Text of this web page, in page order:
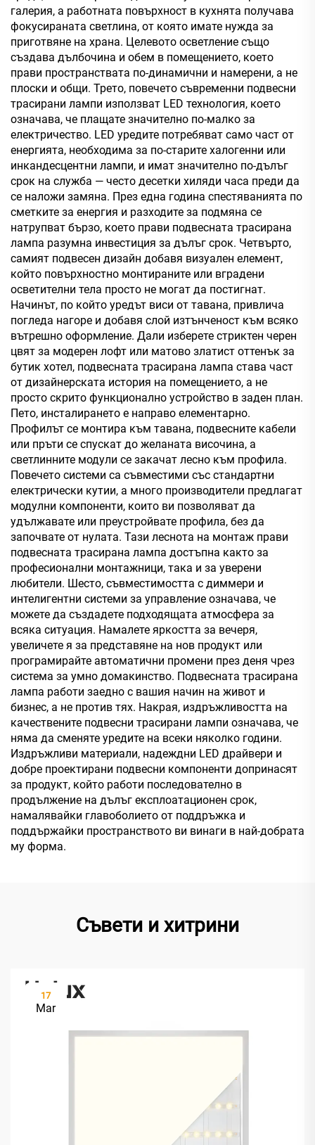
галерия, а работната повърхност в кухнята получава
фокусираната светлина, от която имате нужда за
приготвяне на храна. Целевото осветление също
създава дълбочина и обем в помещението, което
прави пространствата по-динамични и намерени, а не
плоски и общи. Трето, повечето съвременни подвесни
трасирани лампи използват LED технология, което
означава, че плащате значително по-малко за
електричество. LED уредите потребяват само част от
енергията, необходима за по-старите халогенни или
инкандесцентни лампи, и имат значително по-дълъг
срок на служба — често десетки хиляди часа преди да
се наложи замяна. През една година спестяванията по
сметките за енергия и разходите за подмяна се
натрупват бързо, което прави подвесната трасирана
лампа разумна инвестиция за дълъг срок. Четвърто,
самият подвесен дизайн добавя визуален елемент,
който повърхностно монтираните или вградени
осветителни тела просто не могат да постигнат.
Начинът, по който уредът виси от тавана, привлича
погледа нагоре и добавя слой изтънченост към всяко
вътрешно оформление. Дали изберете стриктен черен
цвят за модерен лофт или матово златист оттенък за
бутик хотел, подвесната трасирана лампа става част
от дизайнерската история на помещението, а не
просто скрито функционално устройство в заден план.
Пето, инсталирането е направо елементарно.
Профилът се монтира към тавана, подвесните кабели
или пръти се спускат до желаната височина, а
светлинните модули се закачат лесно към профила.
Повечето системи са съвместими със стандартни
електрически кутии, а много производители предлагат
модулни компоненти, които ви позволяват да
удължавате или преустройвате профила, без да
започвате от нулата. Тази леснота на монтаж прави
подвесната трасирана лампа достъпна както за
професионални монтажници, така и за уверени
любители. Шесто, съвместимостта с диммери и
интелигентни системи за управление означава, че
можете да създадете подходящата атмосфера за
всяка ситуация. Намалете яркостта за вечеря,
увеличете я за представяне на нов продукт или
програмирайте автоматични промени през деня чрез
система за умно домакинство. Подвесната трасирана
лампа работи заедно с вашия начин на живот и
бизнес, а не против тях. Накрая, издръжливостта на
качествените подвесни трасирани лампи означава, че
няма да сменяте уредите на всеки няколко години.
Издръжливи материали, надеждни LED драйвери и
добре проектирани подвесни компоненти допринасят
за продукт, който работи последователно в
продължение на дълъг експлоатационен срок,
намалявайки главоболието от поддръжка и
поддържайки пространството ви винаги в най-добрата
му форма.
Съвети и хитрини
17
Mar